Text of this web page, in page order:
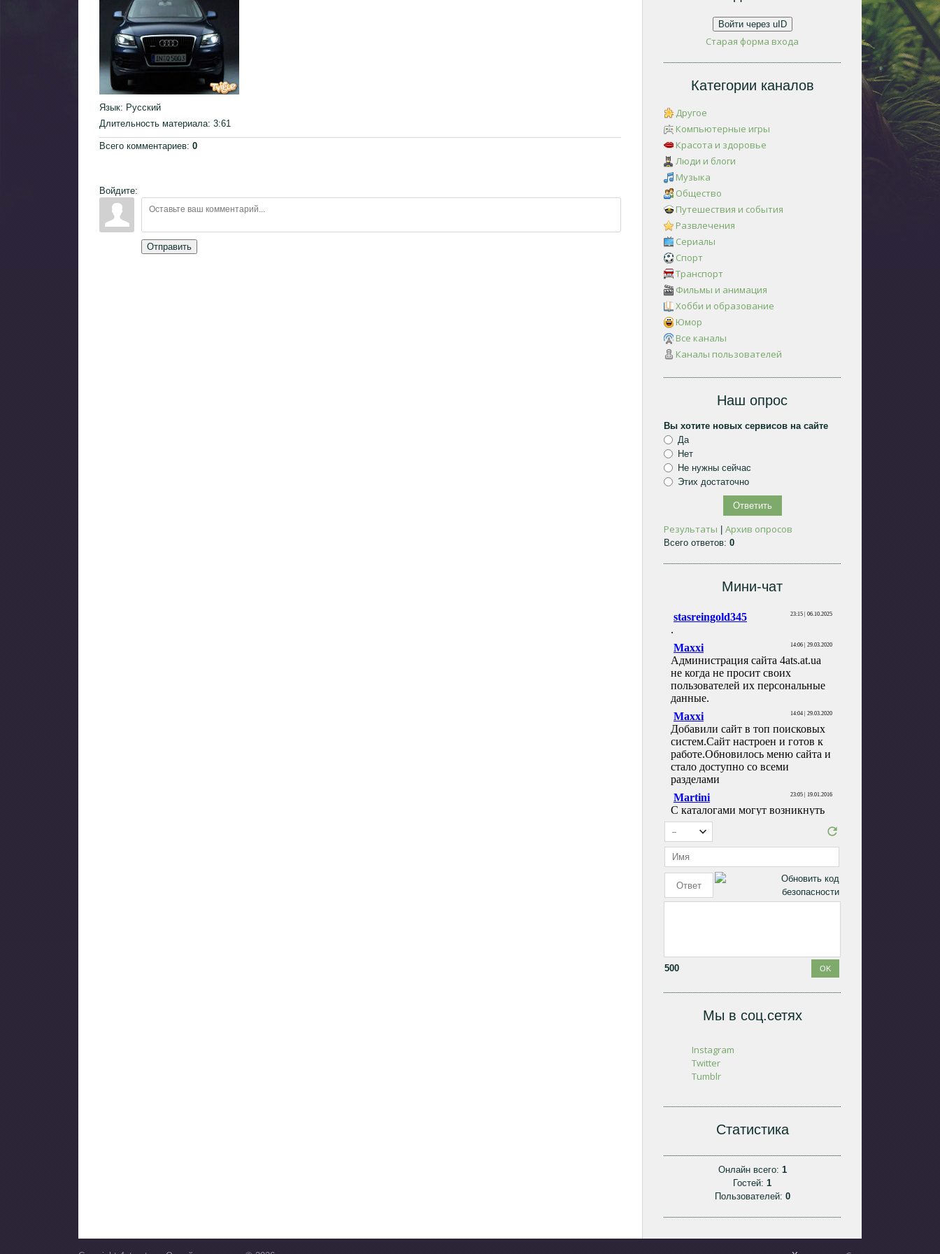
Язык: Русский
Длительность материала: 3:61
Всего комментариев: 0
Войдите:
Отправить
Войти через uID
Старая форма входа
Категории каналов
Другое
Компьютерные игры
Красота и здоровье
Люди и блоги
Музыка
Общество
Путешествия и события
Развлечения
Сериалы
Спорт
Транспорт
Фильмы и анимация
Хобби и образование
Юмор
Все каналы
Каналы пользователей
Наш опрос
Вы хотите новых сервисов на сайте
Да
Нет
Не нужны сейчас
Этих достаточно
Результаты |Архив опросов
Всего ответов:0
Мини-чат
500
Мы в соц.сетях
Instagram
Twitter
Tumblr
Статистика
Онлайн всего: 1
Гостей:1
Пользователей: 0